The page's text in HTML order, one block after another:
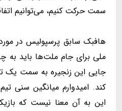
سمت حرکت کنیم، می‌توانیم
هافبک سابق پرسپولیس در
ملی برای جام ملت‌ها باید به
جایی این زنجیره به سمت یک
کند. امیدوارم میانگین سنی
این به آن معنا نیست که